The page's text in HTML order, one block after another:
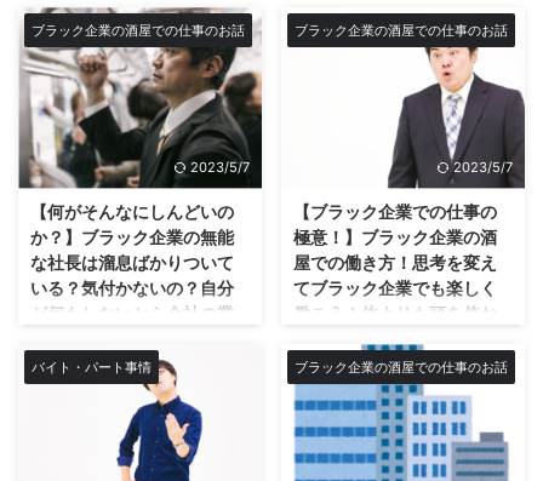
いのにキャパシティーオーバーで
アイテム数と在庫があるので最初
から狭いのです。 まず最初から
狭いんだよ全ての通路が！既にギ
リなんだよ通路の狭さ！ 何考え
てんだコイツ！？ってなりまし
た。 極限の寒さに加えさらに極
...
いみたいなのがあった。 でも今
の子達は本当に意欲がなく週に1
回や2回しかシフトに入りたがら
ない。ちょっと自由に使えるお金
があればいいそうだ。就職なんて
考えられないという大学生のバイ
トの子も多い印象だ。 現実か ...
語るブラック体験談！3つ以
上当てはまればその会社は
ブラック企業確定で間違い
なし！抜け出せなくなる前
に早めの退社がおすすめ！
どうもnobuです☆今回はブラッ
ク企業勤めの僕が教えるブラック
企業のあるあるや特徴についてで
す！ ※この記事は2ページありま
す。 ブラック企業あるある！ヤ
バい会社の特徴について 今回は
本業でブラック企業の酒屋の店長
をしていてブラック企業を知り尽
くした僕が教えるブラック企業あ
るあるです。 あるあるというか
ブラック企業の特徴と注意点など
についてです。これから紹介する
項目で基本的に1つでも当てはま
ればブラック企業の可能性があり
安値戦術！サービス残業当
たり前のタダ働きで維持さ
れ加速するブラック企業の
酒屋の実態とは？
どうも僕です☆ 今回はnobuとブ
ラック企業での記事更新という事
でブラック企業が最強たる所以を
ご説致します★w ブラック企業
の危険性とは？ まず始めに。僕
の会社はブラック企業の酒屋です
★w 今回はブラック企業に勤め
る僕がブラックな会社の危険性に
ついてご説明致します。 無茶苦
茶するブラック企業はかなり脅威
で危険です。 ホワイトな企業の
皆さんもこれを読んで気を付けて
下さい。w まぁ近年の働き方改革
で僕の会社もだいぶマシにはなり
ましたが、根本的な考え方が黒く
ブラック企業の酒屋での仕事のお話
2023/5/7
【何がそんなにしんどいの
か？】ブラック企業の無能
な社長は溜息ばかりついて
いる？気付かないの？自分
が何もしないから会社の業
よ？
充電器に挿さりっぱなしで放電の
社長！ よく充電器に挿しっぱな
しにすると放電しちゃうって言い
ますが、ウチの会社の社長が正に
ブラック企業の酒屋での仕事のお話
2023/5/7
【ブラック企業での仕事の
極意！】ブラック企業の酒
屋での働き方！思考を変え
てブラック企業でも楽しく
働こう！体よりも頭を使お
を置く考え方！
体が2つあればなぁ…そうだ！ア
ドセンスに自分のドッペルゲンガ
ーになって稼いでらおう！(笑)
僕の会社はブラック企業なんです
バイト・パート事情 ブラック企業の酒屋での仕事のお話